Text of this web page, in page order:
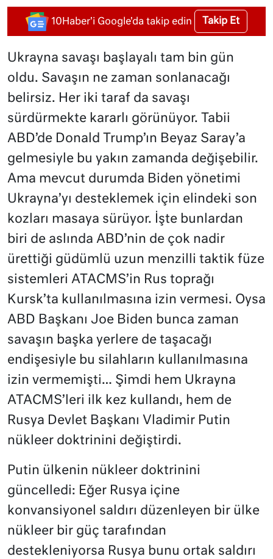
10Haber'i Google'da takip edin Takip Et
Ukrayna savaşı başlayalı tam bin gün
oldu. Savaşın ne zaman sonlanacağı
belirsiz. Her iki taraf da savaşı
sürdürmekte kararlı görünüyor. Tabii
ABD’de Donald Trump’ın Beyaz Saray’a
gelmesiyle bu yakın zamanda değişebilir.
Ama mevcut durumda Biden yönetimi
Ukrayna’yı desteklemek için elindeki son
kozları masaya sürüyor. İşte bunlardan
biri de aslında ABD’nin de çok nadir
ürettiği güdümlü uzun menzilli taktik füze
sistemleri ATACMS’in Rus toprağı
Kursk’ta kullanılmasına izin vermesi. Oysa
ABD Başkanı Joe Biden bunca zaman
savaşın başka yerlere de taşacağı
endişesiyle bu silahların kullanılmasına
izin vermemişti… Şimdi hem Ukrayna
ATACMS’leri ilk kez kullandı, hem de
Rusya Devlet Başkanı Vladimir Putin
nükleer doktrinini değiştirdi.
Putin ülkenin nükleer doktrinini
güncelledi: Eğer Rusya içine
konvansiyonel saldırı düzenleyen bir ülke
nükleer bir güç tarafından
destekleniyorsa Rusya bunu ortak saldırı